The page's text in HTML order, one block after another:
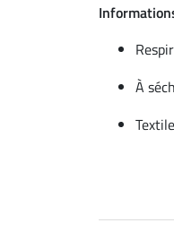
À